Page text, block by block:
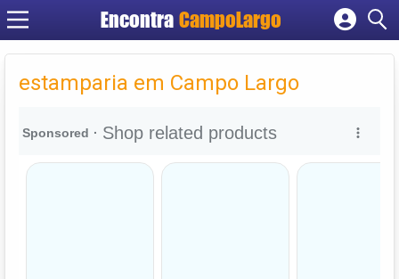
Encontra CampoLargo
Cadastrar empresa
Criar conta
estamparia em Campo Largo